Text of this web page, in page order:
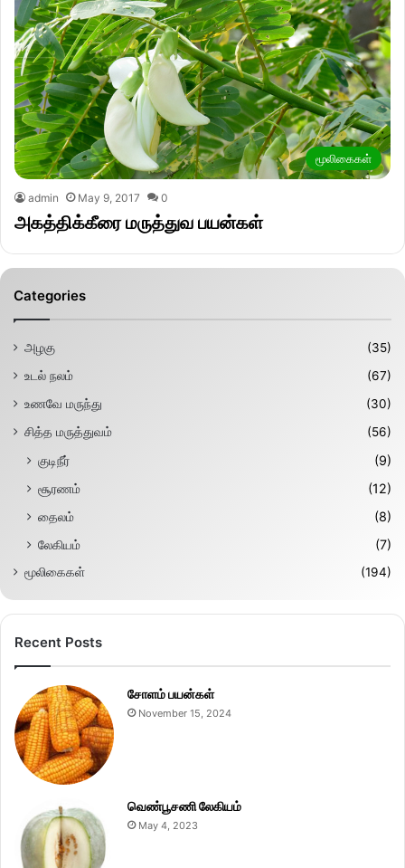
மூலிகைகள்
admin May 9, 2017 0
அகத்திக்கீரை மருத்துவ பயன்கள்
Categories
அழகு
(35)
உடல் நலம்
(67)
உணவே மருந்து
(30)
சித்த மருத்துவம்
(56)
குடிநீர்
(9)
சூரணம்
(12)
தைலம்
(8)
லேகியம்
(7)
மூலிகைகள் (194)
Recent Posts
சோளம் பயன்கள்
November 15, 2024
வெண்பூசணி லேகியம்
May 4, 2023